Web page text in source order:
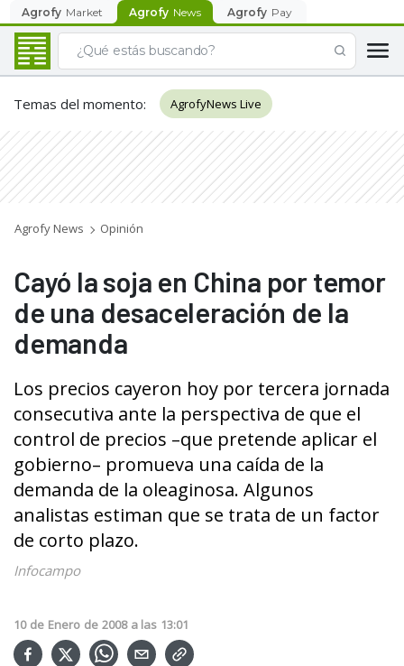
Agrofy Market Agrofy News Agrofy Pay
Temas del momento: AgrofyNews Live
Agrofy News Opinión
Cayó la soja en China por temor
de una desaceleración de la
demanda
Los precios cayeron hoy por tercera jornada
consecutiva ante la perspectiva de que el
control de precios –que pretende aplicar el
gobierno– promueva una caída de la
demanda de la oleaginosa. Algunos
analistas estiman que se trata de un factor
de corto plazo.
Infocampo
10 de Enero de 2008 a las 13:01